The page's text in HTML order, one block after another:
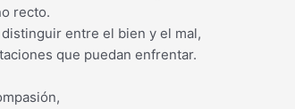
recto.
entre el bien y el mal,
que puedan enfrentar.